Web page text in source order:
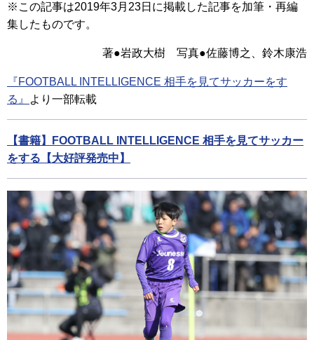
※この記事は2019年3月23日に掲載した記事を加筆・再編
集したものです。
著●岩政大樹 写真●佐藤博之、鈴木康浩
『FOOTBALL INTELLIGENCE 相手を見てサッカーをす
る』
より一部転載
【書籍】FOOTBALL INTELLIGENCE 相手を見てサッカー
をする【大好評発売中】